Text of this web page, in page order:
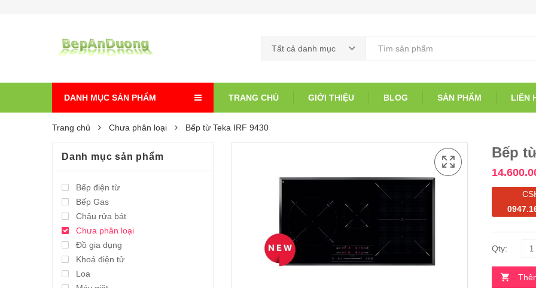
Tất cả danh mục
DANH MỤC SẢN PHẨM TRANG CHỦ GIỚI THIỆU BLOG SẢN PHẨM LIÊN
Trang chủ Chưa phân loại Bếp từ Teka IRF 9430
Bếp
Danh mục sản phẩm
Bếp điện từ
Bếp Gas
Chậu rửa bát
Chưa phân loại
Đồ gia dụng
Khoá điện tử
Loa